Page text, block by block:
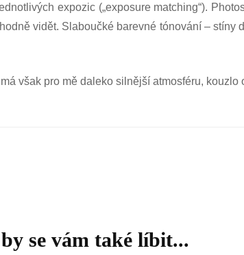
expozic („exposure matching“).
vidět. Slaboučké barevné tónování – stíny
však pro mě daleko silnější atmosféru, kouzlo
se vám také líbit...